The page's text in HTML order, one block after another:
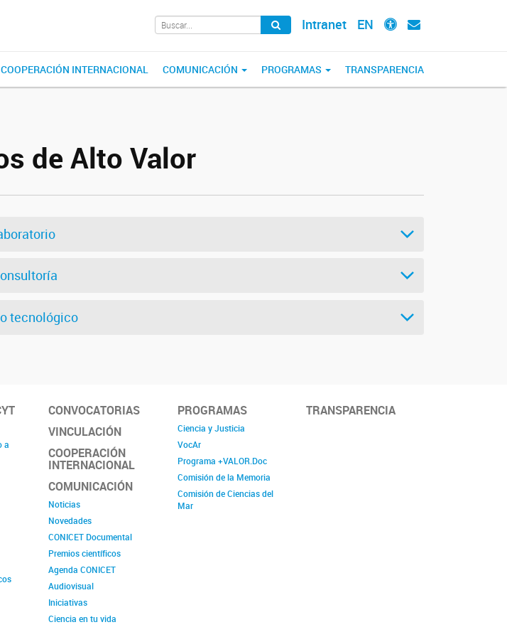
Intranet EN
COOPERACIÓN INTERNACIONAL COMUNICACIÓN PROGRAMAS TRANSPARENCIA
de Alto Valor
tecnológico
a
CONVOCATORIAS
VINCULACIÓN
COOPERACIÓN
INTERNACIONAL
COMUNICACIÓN
Noticias
Novedades
CONICET Documental
Premios científicos
Agenda CONICET
Audiovisual
Iniciativas
Ciencia en tu vida
PROGRAMAS
Ciencia y Justicia
VocAr
Programa +VALOR.Doc
Comisión de la Memoria
Comisión de Ciencias del
Mar
TRANSPARENCIA